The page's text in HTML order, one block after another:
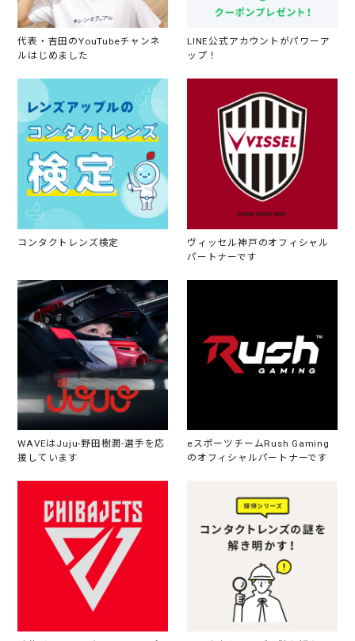
代表・吉田のYouTubeチャンネ
ルはじめました
LINE公式アカウントがパワーア
ップ！
コンタクトレンズ検定
ヴィッセル神戸のオフィシャル
パートナーです
WAVEはJuju-野田樹潤-選手を応
援しています
eスポーツチームRush Gaming
のオフィシャルパートナーです